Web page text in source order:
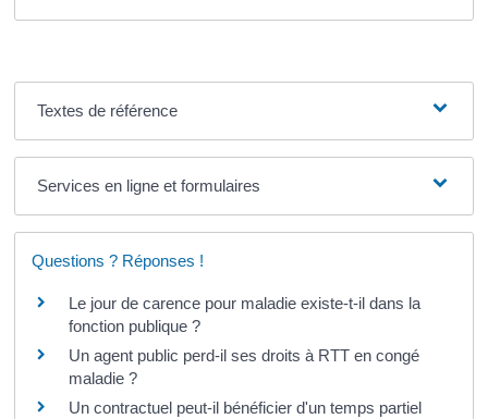
Textes de référence
Services en ligne et formulaires
Questions ? Réponses !
Le jour de carence pour maladie existe-t-il dans la
fonction publique ?
Un agent public perd-il ses droits à RTT en congé
maladie ?
Un contractuel peut-il bénéficier d'un temps partiel